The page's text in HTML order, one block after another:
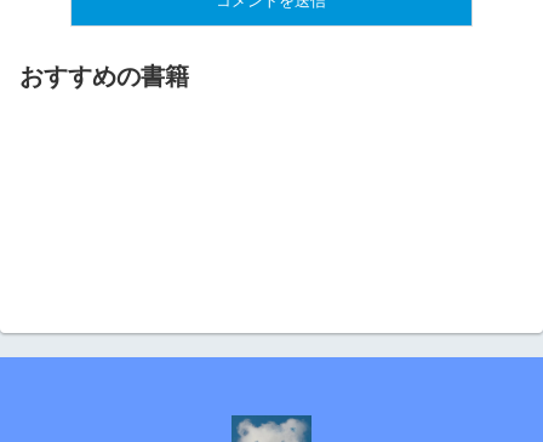
おすすめの書籍